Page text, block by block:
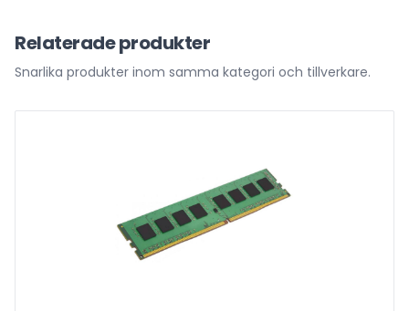
Relaterade produkter
Snarlika produkter inom samma kategori och tillverkare.